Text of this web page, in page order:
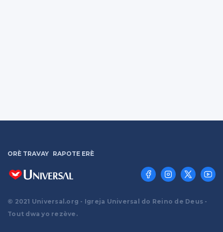
© 2021 Universal.org - Igreja Universal do Reino de Deus -
Tout dwa yo rezève.
ORÈ TRAVAY RAPOTE ERÈ